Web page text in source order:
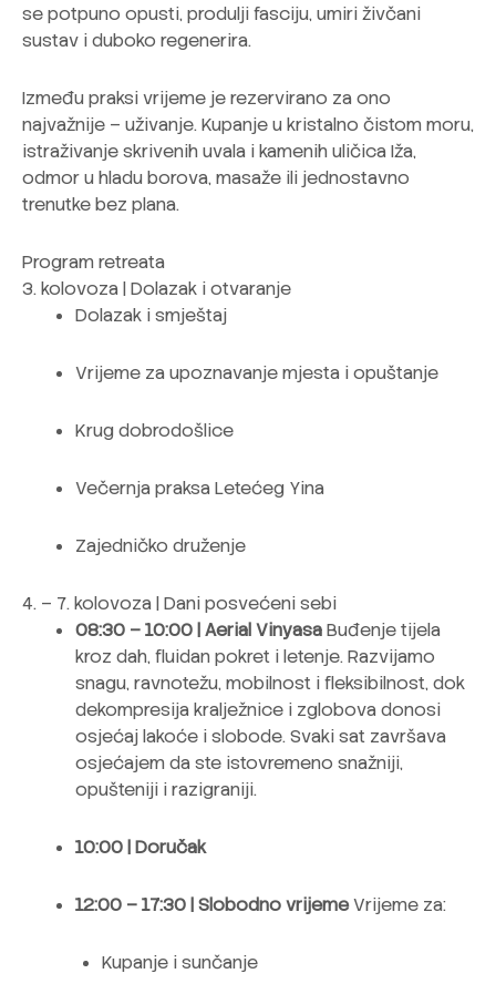
se potpuno opusti, produlji fasciju, umiri živčani
sustav i duboko regenerira.
Između praksi vrijeme je rezervirano za ono
najvažnije – uživanje. Kupanje u kristalno čistom moru,
istraživanje skrivenih uvala i kamenih uličica Iža,
odmor u hladu borova, masaže ili jednostavno
trenutke bez plana.
Program retreata
3. kolovoza | Dolazak i otvaranje
Dolazak i smještaj
Vrijeme za upoznavanje mjesta i opuštanje
Krug dobrodošlice
Večernja praksa Letećeg Yina
Zajedničko druženje
4. – 7. kolovoza | Dani posvećeni sebi
08:30 – 10:00 | Aerial VinyasaBuđenje tijela
kroz dah, fluidan pokret i letenje. Razvijamo
snagu, ravnotežu, mobilnost i fleksibilnost, dok
dekompresija kralježnice i zglobova donosi
osjećaj lakoće i slobode. Svaki sat završava
osjećajem da ste istovremeno snažniji,
opušteniji i razigraniji.
10:00 | Doručak
12:00 – 17:30 | Slobodno vrijemeVrijeme za:
Kupanje i sunčanje